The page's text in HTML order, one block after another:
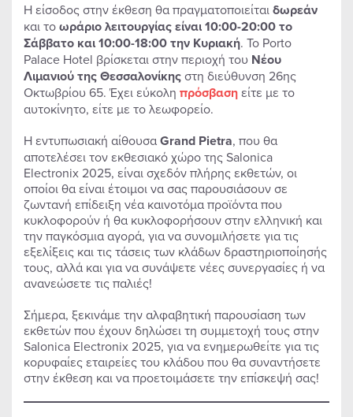
Η είσοδος στην έκθεση θα πραγματοποιείταιδωρεάν
και τοωράριο λειτουργίας είναι 10:00-20:00 το
Σάββατο και 10:00-18:00 την Κυριακή. To Porto
Palace Hotel βρίσκεται στην περιοχή του Νέου
Λιμανιού της Θεσσαλονίκηςστη διεύθυνση 26ης
Οκτωβρίου 65. Έχει εύκολη πρόσβασηείτε με το
αυτοκίνητο, είτε με το λεωφορείο.
Η εντυπωσιακή αίθουσαGrand Pietra, που θα
αποτελέσει τον εκθεσιακό χώρο της Salonica
Electronix 2025, είναι σχεδόν πλήρης εκθετών, οι
οποίοι θα είναι έτοιμοι να σας παρουσιάσουν σε
ζωντανή επίδειξη νέα καινοτόμα προϊόντα που
κυκλοφορούν ή θα κυκλοφορήσουν στην ελληνική και
την παγκόσμια αγορά, για να συνομιλήσετε για τις
εξελίξεις και τις τάσεις των κλάδων δραστηριοποίησής
τους, αλλά και για να συνάψετε νέες συνεργασίες ή να
ανανεώσετε τις παλιές!
Σήμερα, ξεκινάμε την αλφαβητική παρουσίαση των
εκθετών που έχουν δηλώσει τη συμμετοχή τους στην
Salonica Electronix 2025, για να ενημερωθείτε για τις
κορυφαίες εταιρείες του κλάδου που θα συναντήσετε
στην έκθεση και να προετοιμάσετε την επίσκεψή σας!